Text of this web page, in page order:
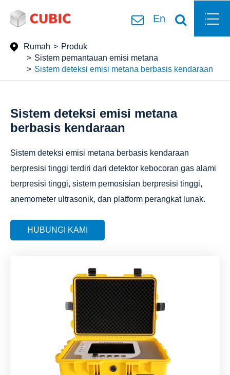
En
Sistem deteksi emisi metana
berbasis kendaraan
Sistem deteksi emisi metana berbasis kendaraan
berpresisi tinggi terdiri dari detektor kebocoran gas alami
berpresisi tinggi, sistem pemosisian berpresisi tinggi,
anemometer ultrasonik, dan platform perangkat lunak.
HUBUNGI KAMI
Rumah
Produk
Sistem pemantauan emisi metana
Sistem deteksi emisi metana berbasis kendaraan